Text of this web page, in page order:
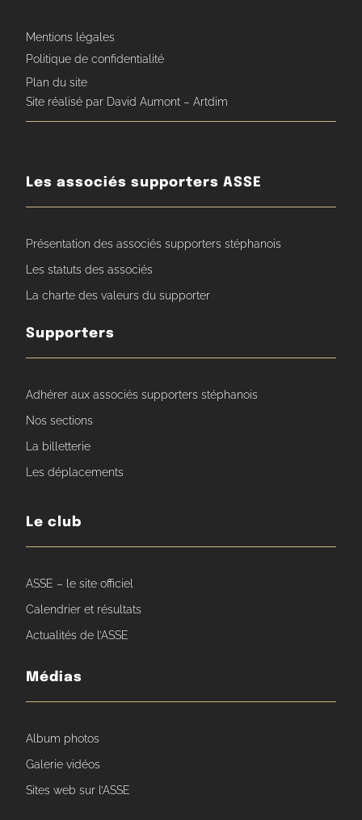
Mentions légales
Politique de confidentialité
Plan du site
Site réalisé par David Aumont – Artdim
Les associés supporters ASSE
Présentation des associés supporters stéphanois
Les statuts des associés
La charte des valeurs du supporter
Supporters
Adhérer aux associés supporters stéphanois
Nos sections
La billetterie
Les déplacements
Le club
ASSE – le site officiel
Calendrier et résultats
Actualités de l’ASSE
Médias
Album photos
Galerie vidéos
Sites web sur l’ASSE